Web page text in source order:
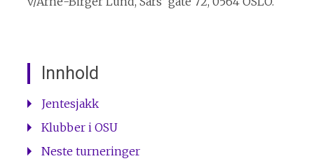
Innhold
Jentesjakk
Klubber i OSU
Neste turneringer